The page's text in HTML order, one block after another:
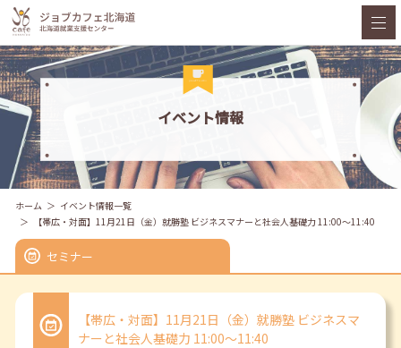
イベント情報
ホーム
イベント情報一覧
【帯広・対面】11月21日（金）就勝塾 ビジネスマナーと社会人基礎力 11:00～11:40
セミナー
【帯広・対面】11月21日（金）就勝塾 ビジネスマ
ナーと社会人基礎力 11:00～11:40